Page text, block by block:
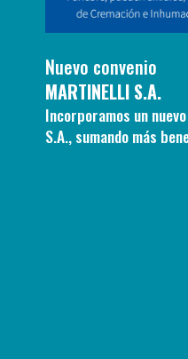
Nuevo convenio
MARTINELLI S.A.
Incorporamos un
S.A., sumando más